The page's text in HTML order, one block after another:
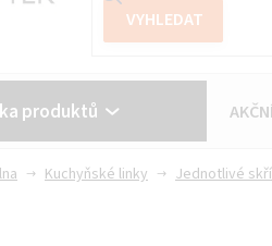
produktů
Kontakt
Kuchyňské linky Jednotlivé